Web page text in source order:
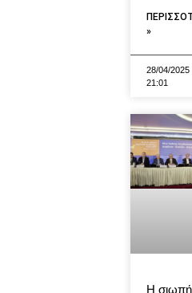
»
28/04/2025
21:01
Η σιωπή